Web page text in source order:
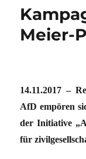
Meier-
14.11.2017 –
AfD empören
der Initiative
für